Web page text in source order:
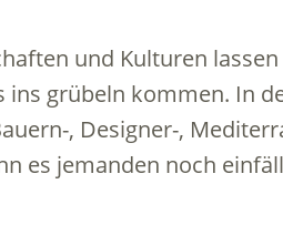
und Kulturen
grübeln kommen. In
, Designer-,
es jemanden noch